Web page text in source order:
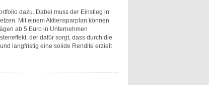
dazu. Dabei muss der Einstieg in
Mit einem Aktiensparplan können
ab 5 Euro in Unternehmen
der dafür sorgt, dass durch die
langfristig eine solide Rendite erzielt